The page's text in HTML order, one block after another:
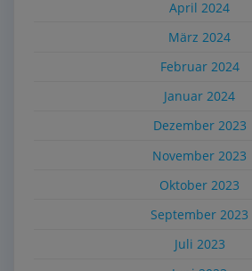
April 2024
März 2024
Februar 2024
Januar 2024
Dezember 2023
November 2023
Oktober 2023
September 2023
Juli 2023